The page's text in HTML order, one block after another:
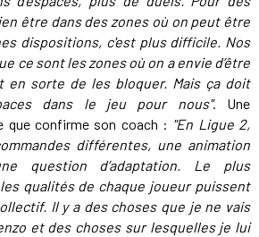
être dans des zones où on peut être
dispositions, c'est plus difficile. Nos
ce sont les zones où on a envie d’être
en sorte de les bloquer. Mais ça doit
dans le jeu pour nous". Une
que confirme son coach : "En Ligue 2,
différentes, une animation
question d’adaptation. Le plus
qualités de chaque joueur puissent
Il y a des choses que je ne vais
et des choses sur lesquelles je lui